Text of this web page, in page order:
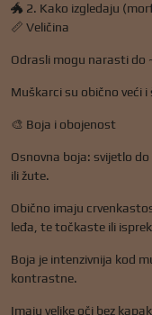
🐲 2. Kako izgledaju
📏 Veličina
Odrasli mogu narasti do
Muškarci su obično veći i
🎨 Boja i obojenost
Osnovna boja: svijetlo
ili žute.
Obično imaju
leđa, te točkaste ili
Boja je intenzivnija kod
kontrastne.
Imaju velike oči bez